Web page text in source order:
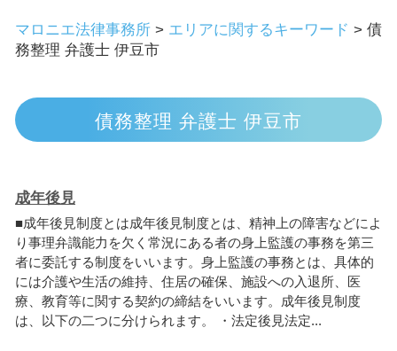
マロニエ法律事務所 > エリアに関するキーワード > 債
務整理 弁護士 伊豆市
債務整理 弁護士 伊豆市
成年後見
■成年後 見制 度と は成年後 見制 度と は、 精神上の障害などによ
り事理弁識能力 を欠 く 常況にある者の身上監護の事務を第三
者に委託する制 度をいい ます。 身上監護の事務と は、 具体的
には介護や生活の維持、 住居の確保、 施設への入退所、
医
療、 教育等に関する契約の締結をいい ます。 成年後 見制 度
は、 以下の二つに分けられます。 ・ 法定後 見法定...